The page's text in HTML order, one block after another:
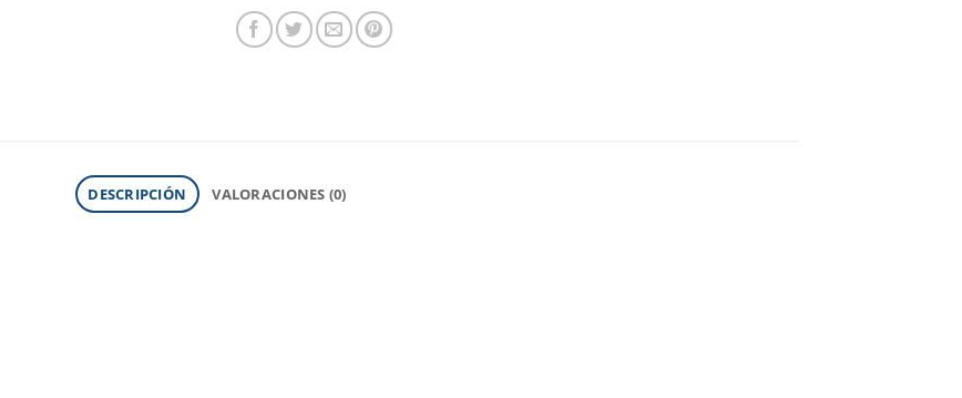
DESCRIPCIÓN VALORACIONES (0)